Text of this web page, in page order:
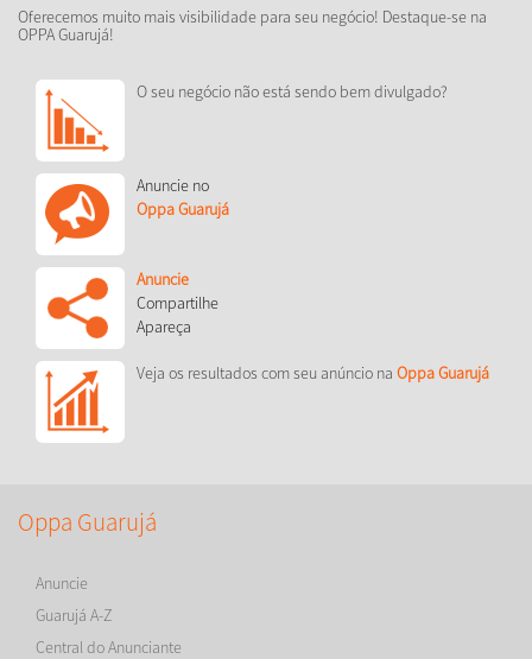
Oferecemos muito mais visibilidade para seu negócio! Destaque-se na
OPPA Guarujá!
O seu negócio não está sendo bem divulgado?
Anuncie no
Oppa Guarujá
Anuncie
Compartilhe
Apareça
Veja os resultados com seu anúncio na Oppa Guarujá
Oppa Guarujá
Anuncie
Guarujá A-Z
Central do Anunciante